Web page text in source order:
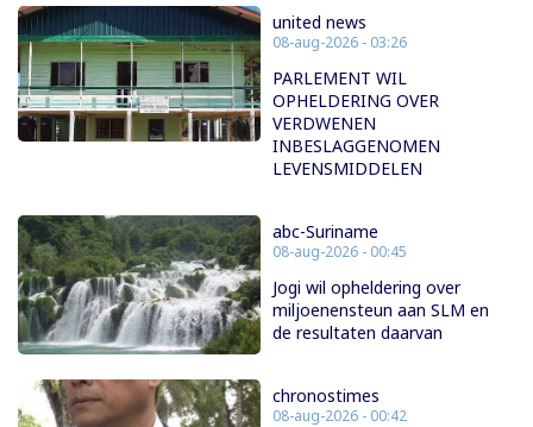
united news
08-aug-2026 - 03:26
PARLEMENT WIL
OPHELDERING OVER
VERDWENEN
INBESLAGGENOMEN
LEVENSMIDDELEN
abc-Suriname
08-aug-2026 - 00:45
Jogi wil opheldering over
miljoenensteun aan SLM en
de resultaten daarvan
chronostimes
08-aug-2026 - 00:42